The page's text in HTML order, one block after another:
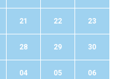
21 22 23
28 29 30
04 05 06